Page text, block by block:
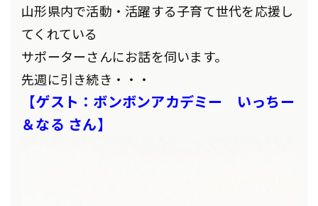
山形県内で活動・活躍する子育て世代を応援し
てくれている
サポーターさんにお話を伺います。
先週に引き続き・・・
【ゲスト：ボンボンアカデミー いっちー
＆なる さん】